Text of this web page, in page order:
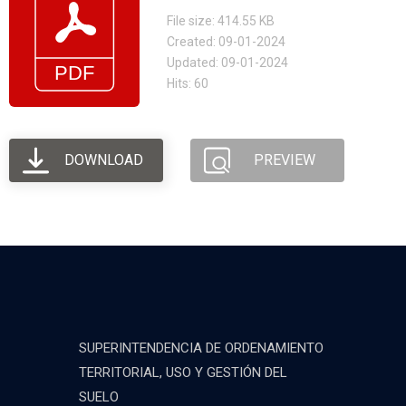
File size: 414.55 KB
Created: 09-01-2024
Updated: 09-01-2024
Hits: 60
DOWNLOAD PREVIEW
SUPERINTENDENCIA DE ORDENAMIENTO
TERRITORIAL, USO Y GESTIÓN DEL
SUELO